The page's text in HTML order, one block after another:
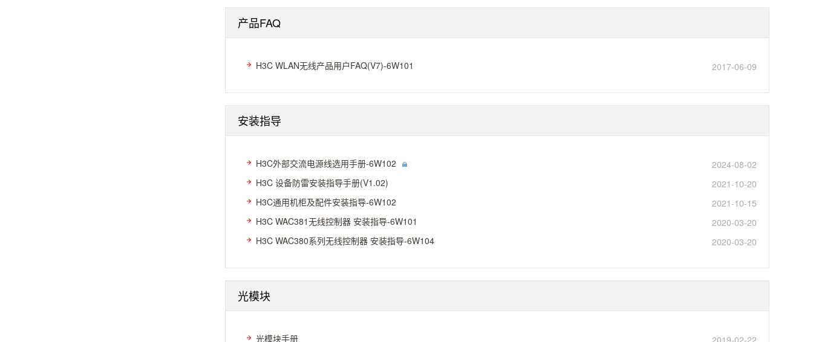
产品FAQ
H3C WLAN无线产品用户FAQ(V7)-6W101 2017-06-09
安装指导
H3C外部交流电源线选用手册-6W102
2024-08-02
H3C 设备防雷安装指导手册(V1.02)
2021-10-20
H3C通用机柜及配件安装指导-6W102
2021-10-15
H3C WAC381无线控制器 安装指导-6W101
2020-03-20
H3C WAC380系列无线控制器 安装指导-6W104
2020-03-20
光模块
光模块手册 2019-02-22